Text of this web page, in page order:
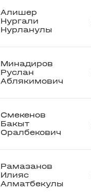
Алишер
Нургали
Нурланулы
Минадиров
Руслан
Аблякимович
Смекенов
Бакыт
Оралбекович
Рамазанов
Илияс
Алматбекулы